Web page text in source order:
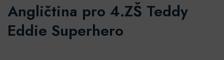
Angličtina pro 4.ZŠ Teddy
Eddie Superhero